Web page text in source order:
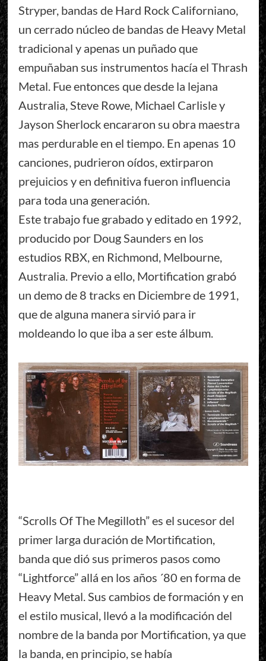
Stryper, bandas de Hard Rock Californiano,
un cerrado núcleo de bandas de Heavy Metal
tradicional y apenas un puñado que
empuñaban sus instrumentos hacía el Thrash
Metal. Fue entonces que desde la lejana
Australia, Steve Rowe, Michael Carlisle y
Jayson Sherlock encararon su obra maestra
mas perdurable en el tiempo. En apenas 10
canciones, pudrieron oídos, extirparon
prejuicios y en definitiva fueron influencia
para toda una generación.
Este trabajo fue grabado y editado en 1992,
producido por Doug Saunders en los
estudios RBX, en Richmond, Melbourne,
Australia. Previo a ello, Mortification grabó
un demo de 8 tracks en Diciembre de 1991,
que de alguna manera sirvió para ir
moldeando lo que iba a ser este álbum.
“Scrolls Of The Megilloth” es el sucesor del
primer larga duración de Mortification,
banda que dió sus primeros pasos como
“Lightforce” allá en los años ´80 en forma de
Heavy Metal. Sus cambios de formación y en
el estilo musical, llevó a la modificación del
nombre de la banda por Mortification, ya que
la banda, en principio, se había